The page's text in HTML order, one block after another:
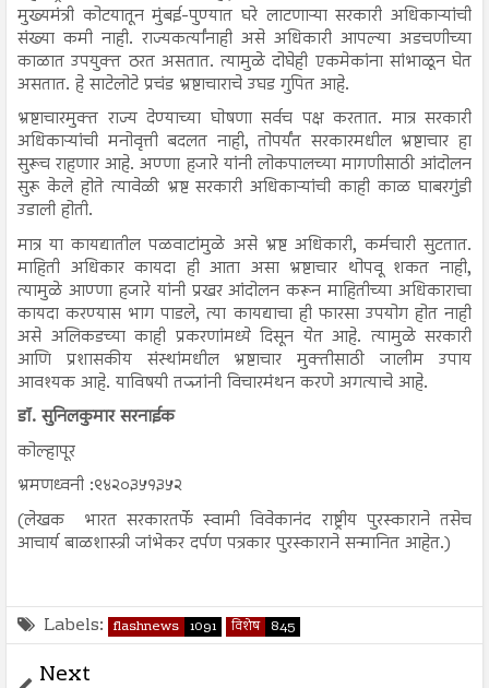
मुख्यमंत्री कोटयातून मुंबई-पुण्यात घरे लाटणाऱ्या सरकारी अधिकाऱ्यांची
संख्या कमी नाही. राज्यकर्त्यांनाही असे अधिकारी आपल्या अडचणीच्या
काळात उपयुक्त ठरत असतात. त्यामुळे दोघेही एकमेकांना सांभाळून घेत
असतात. हे साटेलोटे प्रचंड भ्रष्टाचाराचे उघड गुपित आहे.
भ्रष्टाचारमुक्त राज्य देण्याच्या घोषणा सर्वच पक्ष करतात. मात्र सरकारी
अधिकाऱ्यांची मनोवृत्ती बदलत नाही, तोपर्यंत सरकारमधील भ्रष्टाचार हा
सुरूच राहणार आहे. अण्णा हजारे यांनी लोकपालच्या मागणीसाठी आंदोलन
सुरू केले होते त्यावेळी भ्रष्ट सरकारी अधिकाऱ्यांची काही काळ घाबरगुंडी
उडाली होती.
मात्र या कायद्यातील पळवाटांमुळे असे भ्रष्ट अधिकारी, कर्मचारी सुटतात.
माहिती अधिकार कायदा ही आता असा भ्रष्टाचार थोपवू शकत नाही,
त्यामुळे आण्णा हजारे यांनी प्रखर आंदोलन करून माहितीच्या अधिकाराचा
कायदा करण्यास भाग पाडले, त्या कायद्याचा ही फारसा उपयोग होत नाही
असे अलिकडच्या काही प्रकरणांमध्ये दिसून येत आहे. त्यामुळे सरकारी
आणि प्रशासकीय संस्थांमधील भ्रष्टाचार मुक्तीसाठी जालीम उपाय
आवश्यक आहे. याविषयी तज्ज्ञांनी विचारमंथन करणे अगत्याचे आहे.
डॉ. सुनिलकुमार सरनाईक
कोल्हापूर
भ्रमणध्वनी :९४२०३५१३५२
(लेखक भारत सरकारतर्फे स्वामी विवेकानंद राष्ट्रीय पुरस्काराने तसेच
आचार्य बाळशास्त्री जांभेकर दर्पण पत्रकार पुरस्काराने सन्मानित आहेत.)
Labels: flashnews 1091 विशेष 845
Next